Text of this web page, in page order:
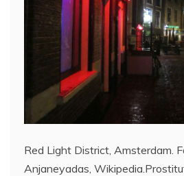
Red Light District, Amsterdam.
Anjaneyadas,